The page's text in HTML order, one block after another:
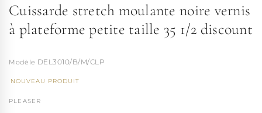
Cuissarde stretch moulante noire vernis
à plateforme petite taille 35 1/2 discount
DEL3010/B/M/CLP
NOUVEAU PRODUIT
PLEASER